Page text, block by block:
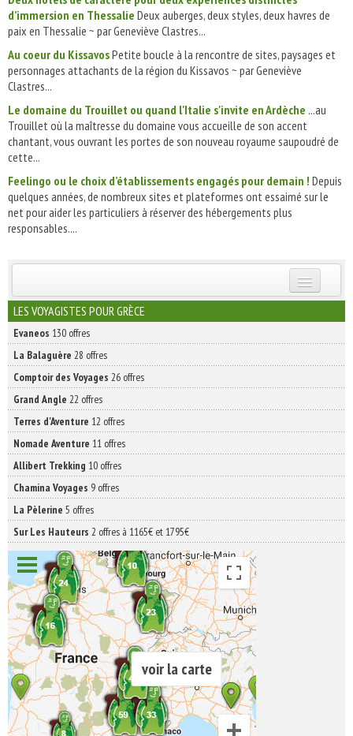
d’immersion en Thessalie Deux auberges, deux styles, deux havres de
paix en Thessalie ~ par Geneviève Clastres...
Au coeur du KissavosPetite boucle à la rencontre de sites, paysages et
personnages attachants de la région du Kissavos ~ par Geneviève
Clastres...
Le domaine du Trouillet ou quand l'Italie s'invite en Ardèche ...au
Trouillet où la maîtresse du domaine vous accueille de son accent
chantant, vous ouvrant les portes de son nouveau royaume saupoudré de
cette...
Feelingo ou le choix d’établissements engagés pour demain ! Depuis
quelques années, de nombreux sites et plateformes ont essaimé sur le
net pour aider les particuliers à réserver des hébergements plus
responsables....
INSCRIVEZ-VOUS | ABONNEZ-VOUS
LES VOYAGISTES POUR GRÈCE
Evaneos 130 offres
La Balaguère 28 offres
Comptoir des Voyages 26 offres
Grand Angle 22 offres
Terres d'Aventure 12 offres
Nomade Aventure 11 offres
Allibert Trekking 10 offres
Chamina Voyages 9 offres
La Pèlerine 5 offres
Sur Les Hauteurs 2 offres à 1165€ et 1795€
voir la carte